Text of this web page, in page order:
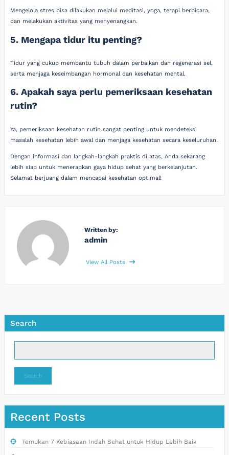
Mengelola stres bisa dilakukan melalui meditasi, yoga, terapi berbicara,
dan melakukan aktivitas yang menyenangkan.
5. Mengapa tidur itu penting?
Tidur yang cukup membantu tubuh dalam perbaikan dan regenerasi sel,
serta menjaga keseimbangan hormonal dan kesehatan mental.
6. Apakah saya perlu pemeriksaan kesehatan
rutin?
Ya, pemeriksaan kesehatan rutin sangat penting untuk mendeteksi
masalah kesehatan lebih awal dan menjaga kesehatan secara keseluruhan.
Dengan informasi dan langkah-langkah praktis di atas, Anda sekarang
lebih siap untuk menerapkan gaya hidup sehat yang berkelanjutan.
Selamat berjuang dalam mencapai kesehatan optimal!
Written by:
admin
View All Posts
Search
Search
Recent Posts
Temukan 7 Kebiasaan Indah Sehat untuk Hidup Lebih Baik